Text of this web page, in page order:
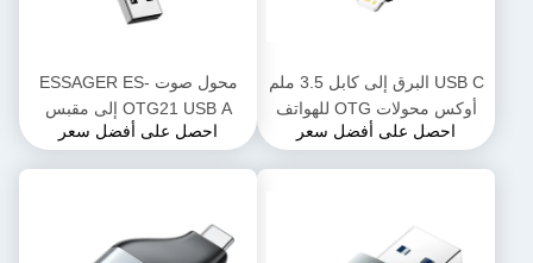
USB C البرق إلى كابل 3.5 ملم
أوكس محولات OTG للهواتف
المحمولة والأجهزة اللوحية
احصل على أفضل سعر
محول صوت ESSAGER ES-
OTG21 USB A إلى مقبس
Aux 3.5 ملم يدعم بطاقة
احصل على أفضل سعر